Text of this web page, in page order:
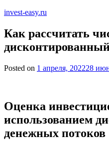
invest-easy.ru
Как рассчитать
Posted on 1 апреля, 202228
Оценка
использованием
денежных потоков